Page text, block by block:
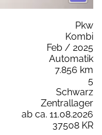
Pkw
Kombi
Feb / 2025
Automatik
7.856 km
5
Schwarz
Zentrallager
ab ca. 11.08.2026
37508 KR